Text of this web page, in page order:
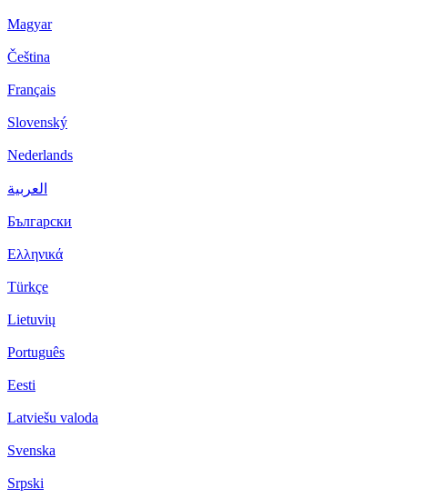
Magyar
Čeština
Français
Slovenský
Nederlands
العربية
Български
Ελληνικά
Türkçe
Lietuvių
Português
Eesti
Latviešu valoda
Svenska
Srpski